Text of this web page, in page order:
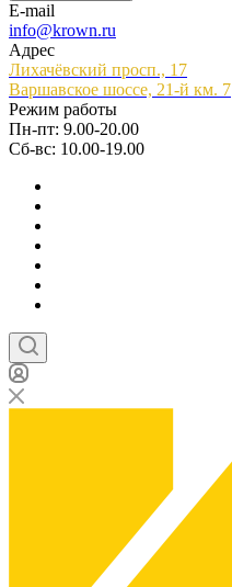
E-mail
info@krown.ru
Адрес
Лихачёвский просп., 17
Варшавское шоссе, 21-й км. 7
Режим работы
Пн-пт: 9.00-20.00
Сб-вс: 10.00-19.00